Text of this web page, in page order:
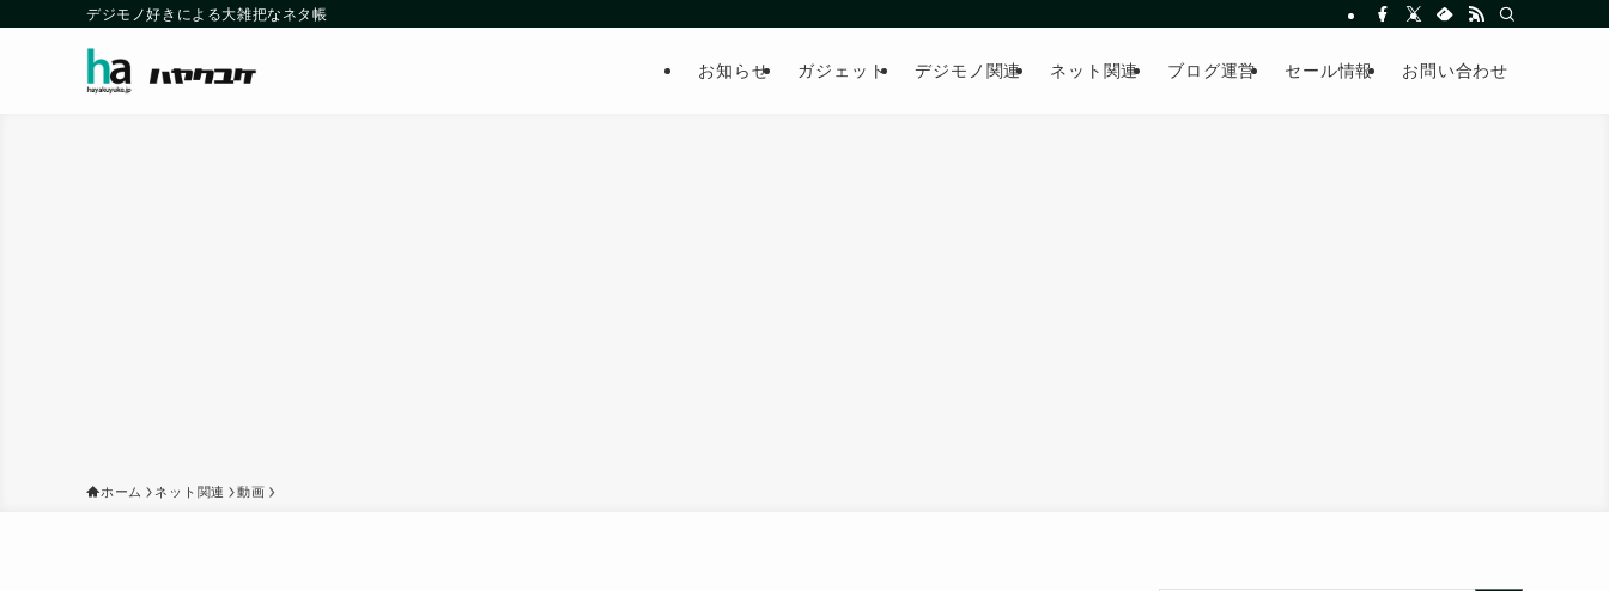
デジモノ好きによる大雑把なネタ帳
お知らせ ガジェット デジモノ関連 ネット関連 ブログ運営 セール情報 お問い合わせ
ホーム ネット関連 動画